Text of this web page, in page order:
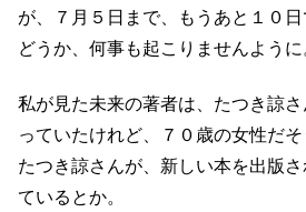
が、７月５日まで、もうあと１０日
どうか、何事も起こりませんように
私が見た未来の著者は、たつき諒
っていたけれど、７０歳の女性だそ
たつき諒さんが、新しい本を出版
ているとか。